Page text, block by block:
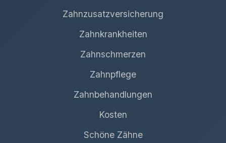
Zahnzusatzversicherung
Zahnkrankheiten
Zahnschmerzen
Zahnpflege
Zahnbehandlungen
Kosten
Schöne Zähne